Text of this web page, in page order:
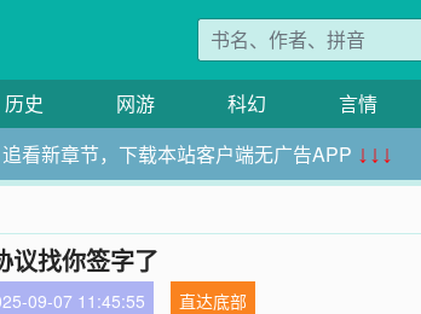
历史 网游 科幻 言情
追看新章节，下载本站客户端无广告APP ↓↓↓
议找你签字了
09-07 11:45:55
直达底部